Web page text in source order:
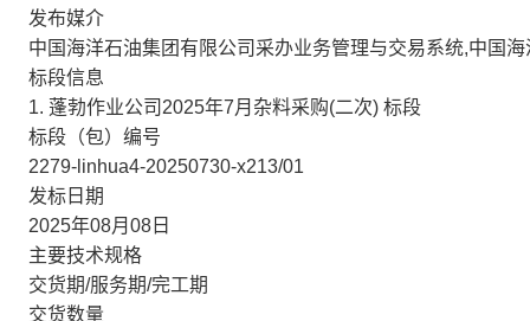
发布媒介
中国海洋石油集团有限公司采办业务管理与交易系统,中国
标段信息
1. 蓬勃作业公司2025年7月杂料采购(二次) 标段
标段（包）编号
2279-linhua4-20250730-x213/01
发标日期
2025年08月08日
主要技术规格
交货期/服务期/完工期
交货数量